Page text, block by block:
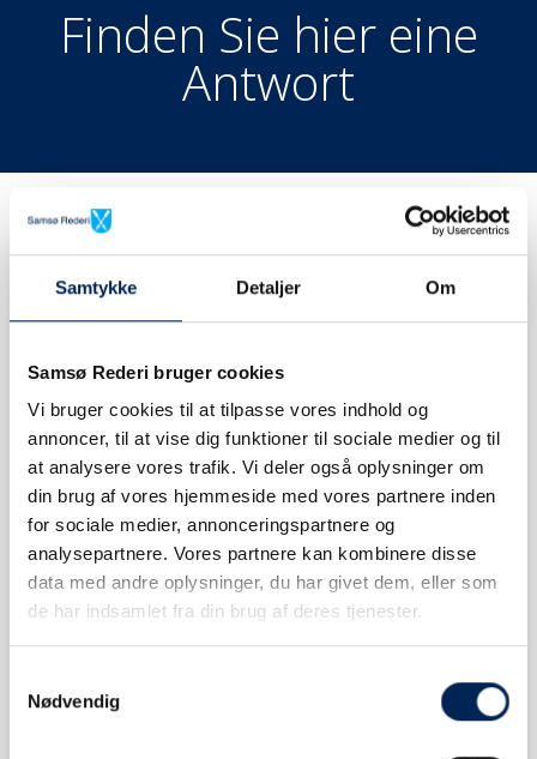
Samtykke Detaljer Om
Samsø Rederi bruger cookies
Vi bruger cookies til at tilpasse vores indhold og
annoncer, til at vise dig funktioner til sociale medier og til
at analysere vores trafik. Vi deler også oplysninger om
din brug af vores hjemmeside med vores partnere inden
for sociale medier, annonceringspartnere og
analysepartnere. Vores partnere kan kombinere disse
data med andre oplysninger, du har givet dem, eller som
de har indsamlet fra din brug af deres tjenester.
Nødvendig
Finden Sie hier eine
Antwort
TICKET BUCHEN
TICKET ÄNDERN